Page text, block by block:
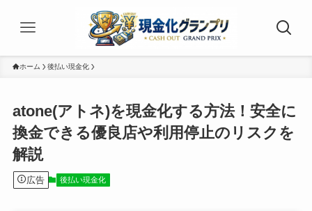
ホーム 後払い現金化
atone(アトネ)を現金化する方法！安全に
換金できる優良店や利用停止のリスクを
解説
広告 後払い現金化